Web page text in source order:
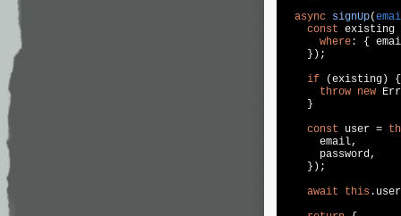
async signUp(
const
where: {
    });
if (existing) {
throw new
    }
const user =
      email,
      password,
    });
await
this